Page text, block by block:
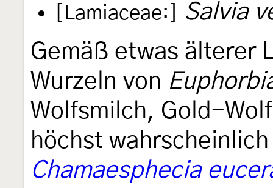
[Lamiaceae:]
Salvia
Gemäß etwas älterer
Wurzeln von
Wolfsmilch, Gold-
höchst
Chamaesphecia